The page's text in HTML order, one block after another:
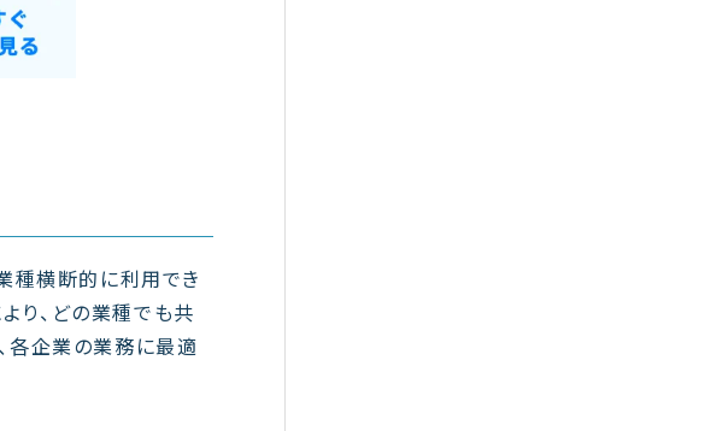
種横断的に利用でき
り、どの業種でも共
各企業の業務に最適